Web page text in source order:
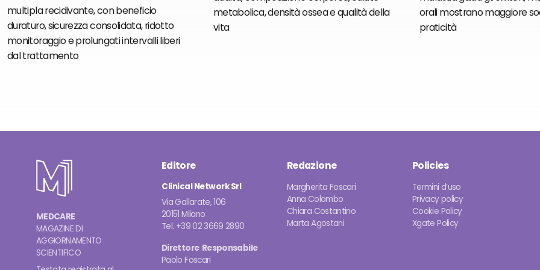
multipla recidivante, con beneficio
duraturo, sicurezza consolidata, ridotto
monitoraggio e prolungati intervalli liberi
dal trattamento
metabolica, densità ossea e qualità della
vita
orali mostrano maggiore
praticità
MEDCARE
MAGAZINE DI
AGGIORNAMENTO
SCIENTIFICO
Editore
Clinical Network Srl
Via Gallarate, 106
20151 Milano
Tel. +39 02 3669 2890
Direttore Responsabile
Paolo Foscari
Redazione
Margherita Foscari
Anna Colombo
Chiara Costantino
Marta Agostani
Policies
Termini d’uso
Privacy policy
Cookie Policy
Xgate Policy